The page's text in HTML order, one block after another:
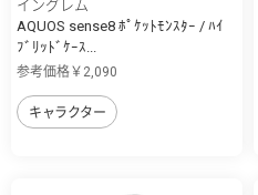
イングレム
AQUOS sense8 ﾎﾟｹｯﾄﾓﾝｽﾀｰ / ﾊｲ
ﾌﾞﾘｯﾄﾞｹｰｽ...
参考価格￥2,090
キャラクター